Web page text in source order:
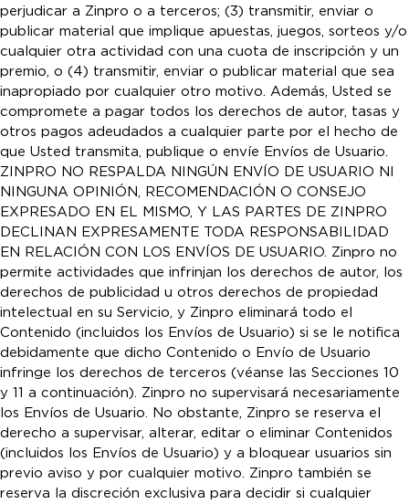
perjudicar a Zinpro o a terceros; (3) transmitir, enviar o
publicar material que implique apuestas, juegos, sorteos y/o
cualquier otra actividad con una cuota de inscripción y un
premio, o (4) transmitir, enviar o publicar material que sea
inapropiado por cualquier otro motivo. Además, Usted se
compromete a pagar todos los derechos de autor, tasas y
otros pagos adeudados a cualquier parte por el hecho de
que Usted transmita, publique o envíe Envíos de Usuario.
ZINPRO NO RESPALDA NINGÚN ENVÍO DE USUARIO NI
NINGUNA OPINIÓN, RECOMENDACIÓN O CONSEJO
EXPRESADO EN EL MISMO, Y LAS PARTES DE ZINPRO
DECLINAN EXPRESAMENTE TODA RESPONSABILIDAD
EN RELACIÓN CON LOS ENVÍOS DE USUARIO. Zinpro no
permite actividades que infrinjan los derechos de autor, los
derechos de publicidad u otros derechos de propiedad
intelectual en su Servicio, y Zinpro eliminará todo el
Contenido (incluidos los Envíos de Usuario) si se le notifica
debidamente que dicho Contenido o Envío de Usuario
infringe los derechos de terceros (véanse las Secciones 10
y 11 a continuación). Zinpro no supervisará necesariamente
los Envíos de Usuario. No obstante, Zinpro se reserva el
derecho a supervisar, alterar, editar o eliminar Contenidos
(incluidos los Envíos de Usuario) y a bloquear usuarios sin
previo aviso y por cualquier motivo. Zinpro también se
reserva la discreción exclusiva para decidir si cualquier